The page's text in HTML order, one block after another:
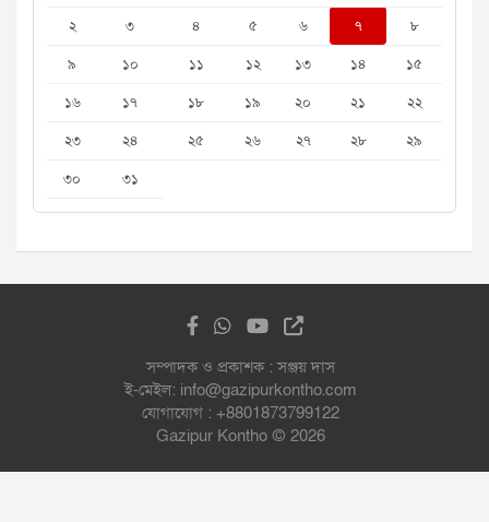
২
৩ ৪ ৫ ৬ ৭
৮
৯
১০ ১১ ১২ ১৩ ১৪
১৫
১৬
১৭ ১৮ ১৯ ২০ ২১
২২
২৩
২৪ ২৫ ২৬ ২৭ ২৮
২৯
৩০
৩১
সম্পাদক ও প্রকাশক : সঞ্জয় দাস
ই-মেইল: info@gazipurkontho.com
যোগাযোগ : +8801873799122
Gazipur Kontho © 2026